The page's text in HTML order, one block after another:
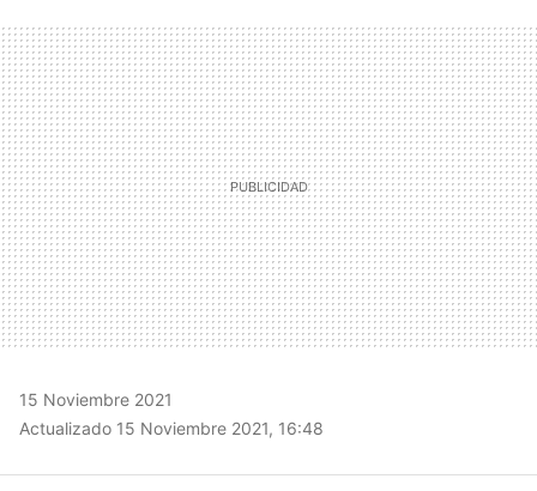
MAIL
15 Noviembre 2021
Actualizado 15 Noviembre 2021, 16:48